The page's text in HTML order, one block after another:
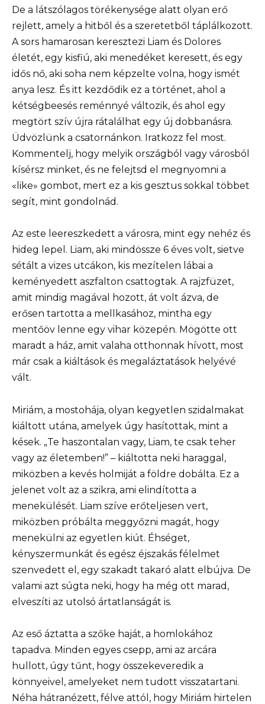
De a látszólagos törékenysége alatt olyan erő
rejlett, amely a hitből és a szeretetből táplálkozott.
A sors hamarosan keresztezi Liam és Dolores
életét, egy kisfiú, aki menedéket keresett, és egy
idős nő, aki soha nem képzelte volna, hogy ismét
anya lesz. És itt kezdődik ez a történet, ahol a
kétségbeesés reménnyé változik, és ahol egy
megtört szív újra rátalálhat egy új dobbanásra.
Üdvözlünk a csatornánkon. Iratkozz fel most.
Kommentelj, hogy melyik országból vagy városból
kísérsz minket, és ne felejtsd el megnyomni a
«like» gombot, mert ez a kis gesztus sokkal többet
segít, mint gondolnád.
Az este leereszkedett a városra, mint egy nehéz és
hideg lepel. Liam, aki mindössze 6 éves volt, sietve
sétált a vizes utcákon, kis mezítelen lábai a
keményedett aszfalton csattogtak. A rajzfüzet,
amit mindig magával hozott, át volt ázva, de
erősen tartotta a mellkasához, mintha egy
mentőöv lenne egy vihar közepén. Mögötte ott
maradt a ház, amit valaha otthonnak hívott, most
már csak a kiáltások és megaláztatások helyévé
vált.
Miriám, a mostohája, olyan kegyetlen szidalmakat
kiáltott utána, amelyek úgy hasítottak, mint a
kések. „Te haszontalan vagy, Liam, te csak teher
vagy az életemben!” – kiáltotta neki haraggal,
miközben a kevés holmiját a földre dobálta. Ez a
jelenet volt az a szikra, ami elindította a
menekülését. Liam szíve erőteljesen vert,
miközben próbálta meggyőzni magát, hogy
menekülni az egyetlen kiút. Éhséget,
kényszermunkát és egész éjszakás félelmet
szenvedett el, egy szakadt takaró alatt elbújva. De
valami azt súgta neki, hogy ha még ott marad,
elveszíti az utolsó ártatlanságát is.
Az eső áztatta a szőke haját, a homlokához
tapadva. Minden egyes csepp, ami az arcára
hullott, úgy tűnt, hogy összekeveredik a
könnyeivel, amelyeket nem tudott visszatartani.
Néha hátranézett, félve attól, hogy Miriám hirtelen